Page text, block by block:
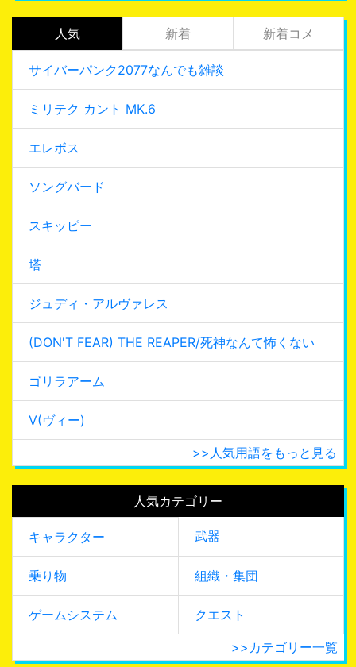
人気 新着 新着コメ
サイバーパンク2077なんでも雑談
ミリテク カント MK.6
エレボス
ソングバード
スキッピー
塔
ジュディ・アルヴァレス
(DON'T FEAR) THE REAPER/死神なんて怖くない
ゴリラアーム
V(ヴィー)
>>人気用語をもっと見る
人気カテゴリー
キャラクター 武器
乗り物 組織・集団
ゲームシステム クエスト
>>カテゴリー一覧